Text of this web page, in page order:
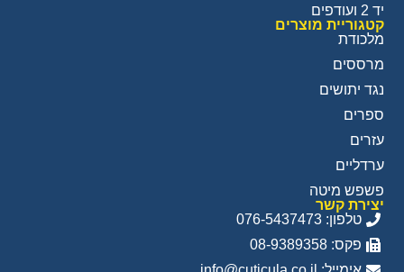
יד 2 ועודפים
קטגוריית מוצרים
מלכודת
מרססים
נגד יתושים
ספרים
עזרים
ערדליים
פשפש מיטה
יצירת קשר
טלפון: 076-5437473
פקס: 08-9389358